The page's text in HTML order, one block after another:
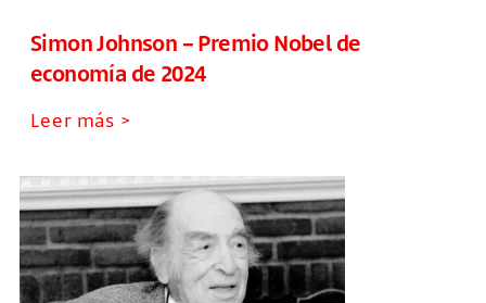
Simon Johnson – Premio Nobel de
economía de 2024
Leer más >